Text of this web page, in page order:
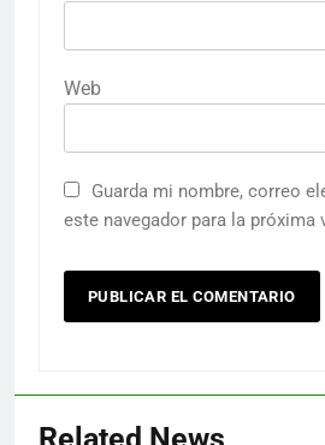
Web
Guarda mi nombre, correo
este navegador para la próxima